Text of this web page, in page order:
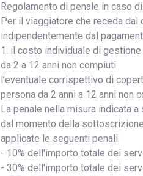
Regolamento di penale in caso
Per il viaggiatore che receda
indipendentemente dal
1. il costo individuale di
da 2 a 12 anni non compiuti.
l’eventuale corrispettivo di
persona da 2 anni a 12 anni non
La penale nella misura indicata a
dal momento della
applicate le seguenti penali
- 10% dell'importo totale dei
- 30% dell'importo totale dei